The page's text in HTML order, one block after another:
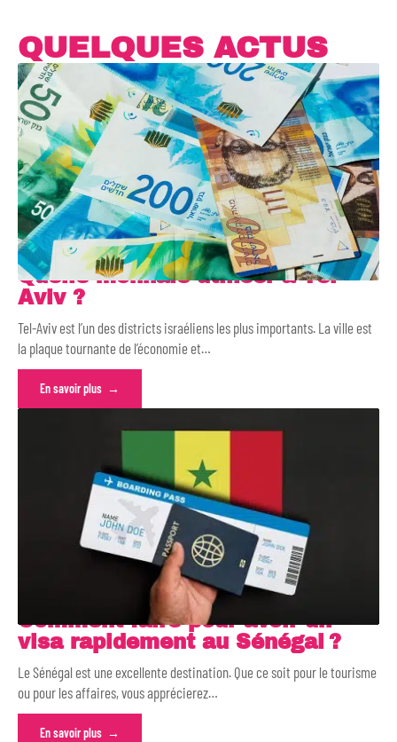
QUELQUES ACTUS
Quelle monnaie utiliser à Tel-
Aviv ?
Tel-Aviv est l’un des districts israéliens les plus importants. La ville est
la plaque tournante de l’économie et…
En savoir plus
Comment faire pour avoir un
visa rapidement au Sénégal ?
Le Sénégal est une excellente destination. Que ce soit pour le tourisme
ou pour les affaires, vous apprécierez…
En savoir plus